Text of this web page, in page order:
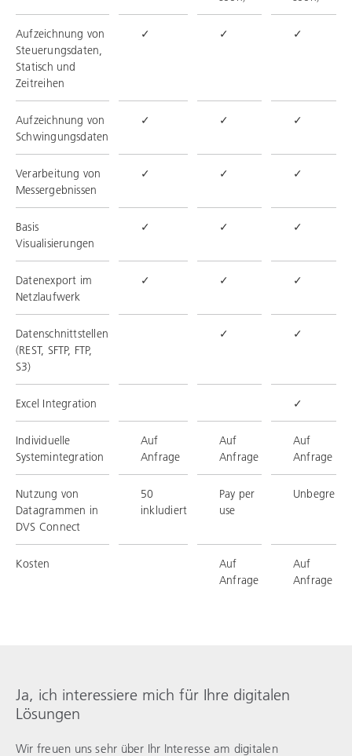
Aufzeichnung von
Steuerungsdaten,
Statisch und
Zeitreihen
✓ ✓ ✓
Aufzeichnung von
Schwingungsdaten
✓ ✓ ✓
Verarbeitung von
Messergebnissen
✓ ✓ ✓
Basis
Visualisierungen
✓ ✓ ✓
Datenexport im
Netzlaufwerk
✓ ✓ ✓
Datenschnittstellen
(REST, SFTP, FTP,
S3)
✓ ✓
Excel Integration ✓
Individuelle
Systemintegration
Auf
Anfrage
Auf
Anfrage
Auf
Anfrage
Nutzung von
Datagrammen in
DVS Connect
50
inkludiert
Pay per
use
Unbegrenzt
Kosten
Auf
Anfrage
Auf
Anfrage
Ja, ich interessiere mich für Ihre digitalen
Lösungen
Wir freuen uns sehr über Ihr Interesse am digitalen